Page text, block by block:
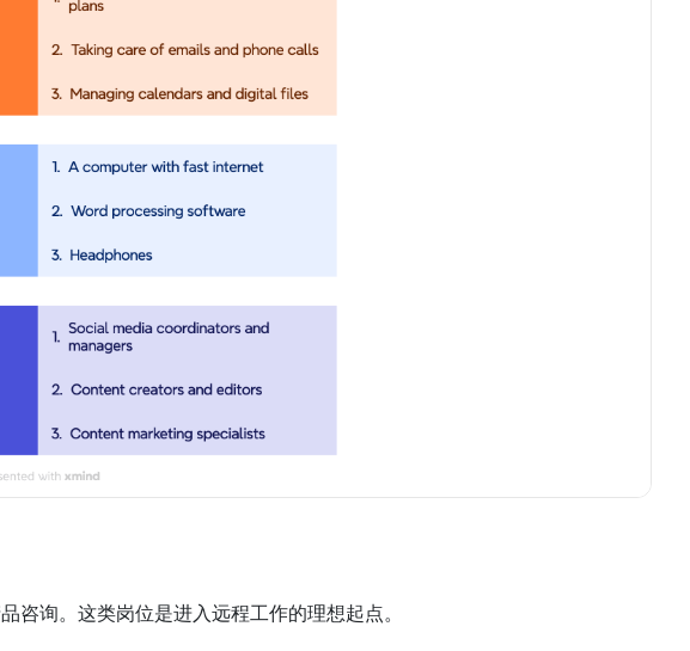
咨询。这类岗位是进入远程工作的理想起点。